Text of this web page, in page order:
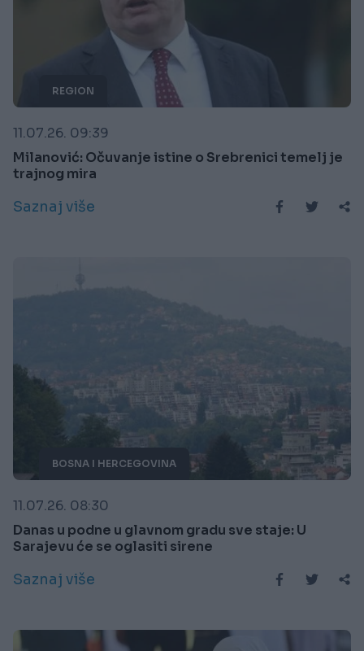
REGION
11.07.26. 09:39
Milanović: Očuvanje istine o Srebrenici temelj je
trajnog mira
Saznaj više
BOSNA I HERCEGOVINA
11.07.26. 08:30
Danas u podne u glavnom gradu sve staje: U
Sarajevu će se oglasiti sirene
Saznaj više